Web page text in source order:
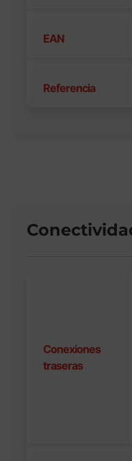
EAN
Referencia
Conexiones
traseras